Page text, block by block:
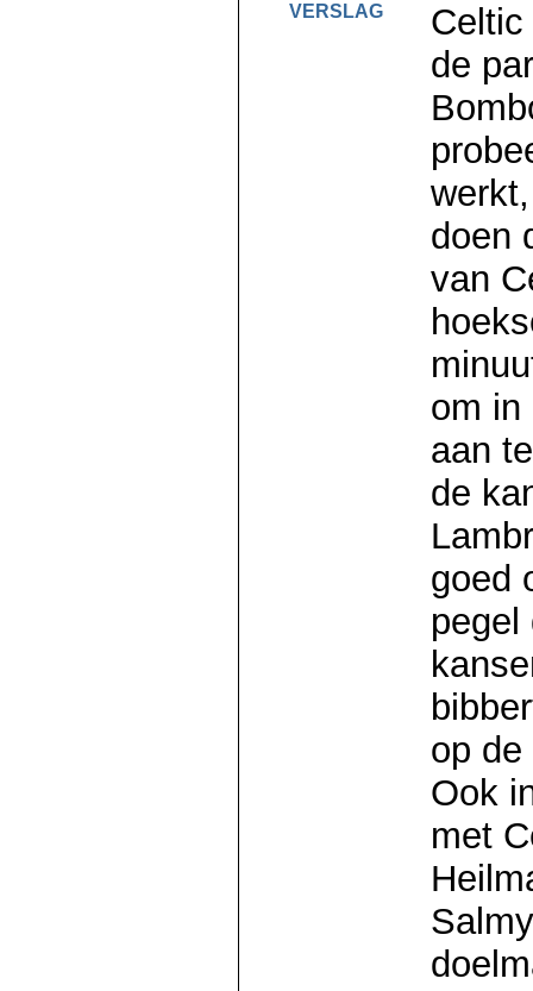
VERSLAG
de
doen
van
om in
aan
de
goed
pegel
op
Ook
met